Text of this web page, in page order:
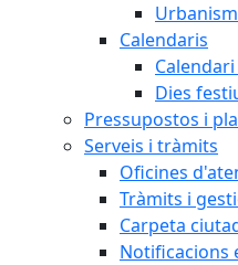
Calendaris
Dies
Pressupostos i
Serveis i tràmits
Oficines
Tràmits i
Carpeta
Notificacions